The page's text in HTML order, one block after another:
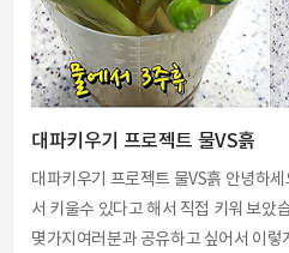
능이 있다고 하더군요. ▲ 하..
대파키우기 프로젝트 물VS흙
대파키우기 프로젝트 물VS흙 안녕하
서 키울수 있다고 해서 직접 키워 보았
몇가지여러분과 공유하고 싶어서 이